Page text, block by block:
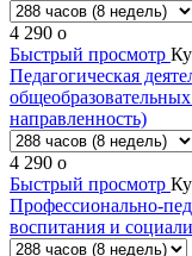
4 290 o
Быстрый просмотр
Педагогическая
направленность)
4 290 o
Быстрый просмотр
Профессионально-
воспитания и